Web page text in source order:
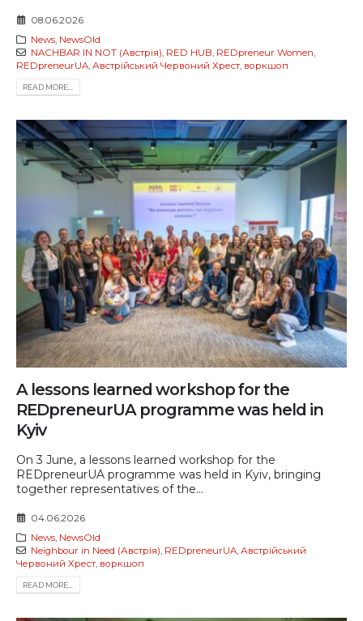
08.06.2026
News, NewsOld
NACHBAR IN NOT (Австрія), RED HUB, REDpreneur Women,
REDpreneurUA, Австрійський Червоний Хрест, воркшоп
READ MORE...
A lessons learned workshop for the
REDpreneurUA programme was held in
Kyiv
On 3 June, a lessons learned workshop for the
REDpreneurUA programme was held in Kyiv, bringing
together representatives of the...
04.06.2026
News, NewsOld
Neighbour in Need (Австрія) REDpreneurUA, Австрійський
Червоний Хрест, воркшоп
READ MORE...